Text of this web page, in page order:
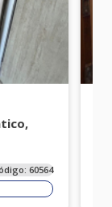
60564